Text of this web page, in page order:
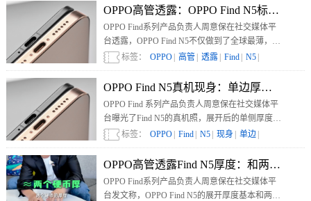
快充。
OPPO高管透露：OPPO Find N5标配50W
OPPO Find系列产品负责人周意保在社交媒体平
台透露，OPPO Find N5不仅做到了全球最薄，还
标配了50W无线充电，让折叠屏用户在车里随手
一扔就能充电。
标签： OPPO 高管 透露 Find N5
OPPO Find N5真机现身：单边厚度与
OPPO Find 系列产品负责人周意保在社交媒体平
台曝光了Find N5的真机照，展开后的单侧厚度和
USB-C口相当，远比iPhone 16 Pro Max更薄。
标签： OPPO Find N5 现身 单边
OPPO高管透露Find N5厚度：和两枚一元
OPPO Find系列产品负责人周意保在社交媒体平
台发文称，OPPO Find N5的展开厚度基本和两个